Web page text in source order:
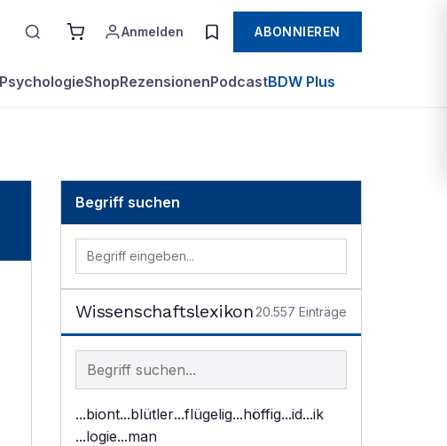
Anmelden ABONNIEREN
ShopRezensionenPodcastBDW Plus
Begriff suchen
Wissenschaftslexikon 20.557 Einträge
Begriff im Lexikon suchen
...biont...blütler...flügelig...höffig...id...ik
...logie...man